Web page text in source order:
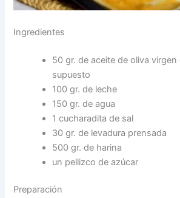
Ingredientes
50 gr. de aceite de oliva
supuesto
100 gr. de leche
150 gr. de agua
1 cucharadita de sal
30 gr. de levadura prensada
500 gr. de harina
un pellizco de azúcar
Preparación